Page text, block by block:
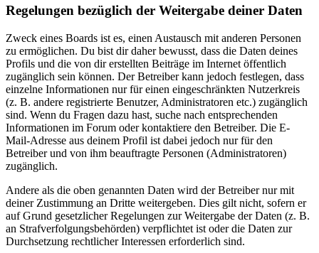
Regelungen bezüglich der Weitergabe deiner Daten
Zweck eines Boards ist es, einen Austausch mit anderen Personen
zu ermöglichen. Du bist dir daher bewusst, dass die Daten deines
Profils und die von dir erstellten Beiträge im Internet öffentlich
zugänglich sein können. Der Betreiber kann jedoch festlegen, dass
einzelne Informationen nur für einen eingeschränkten Nutzerkreis
(z. B. andere registrierte Benutzer, Administratoren etc.) zugänglich
sind. Wenn du Fragen dazu hast, suche nach entsprechenden
Informationen im Forum oder kontaktiere den Betreiber. Die E-
Mail-Adresse aus deinem Profil ist dabei jedoch nur für den
Betreiber und von ihm beauftragte Personen (Administratoren)
zugänglich.
Andere als die oben genannten Daten wird der Betreiber nur mit
deiner Zustimmung an Dritte weitergeben. Dies gilt nicht, sofern er
auf Grund gesetzlicher Regelungen zur Weitergabe der Daten (z. B.
an Strafverfolgungsbehörden) verpflichtet ist oder die Daten zur
Durchsetzung rechtlicher Interessen erforderlich sind.